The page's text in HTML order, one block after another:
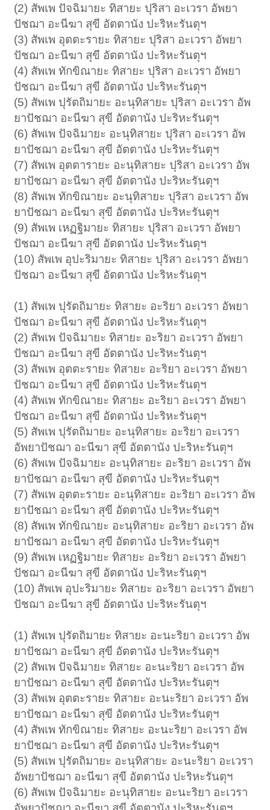
(2) สัพเพ ปัจฉิมายะ ทิสายะ ปุริสา อะเวรา อัพยา
ปัชฌา อะนีฆา สุขี อัตตานัง ปะริหะรันตุฯ
(3) สัพเพ อุตตะรายะ ทิสายะ ปุริสา อะเวรา อัพยา
ปัชฌา อะนีฆา สุขี อัตตานัง ปะริหะรันตุฯ
(4) สัพเพ ทักขิณายะ ทิสายะ ปุริสา อะเวรา อัพยา
ปัชฌา อะนีฆา สุขี อัตตานัง ปะริหะรันตุฯ
(5) สัพเพ ปุรัตถิมายะ อะนุทิสายะ ปุริสา อะเวรา อัพ
ยาปัชฌา อะนีฆา สุขี อัตตานัง ปะริหะรันตุฯ
(6) สัพเพ ปัจฉิมายะ อะนุทิสายะ ปุริสา อะเวรา อัพ
ยาปัชฌา อะนีฆา สุขี อัตตานัง ปะริหะรันตุฯ
(7) สัพเพ อุตตารายะ อะนุทิสายะ ปุริสา อะเวรา อัพ
ยาปัชฌา อะนีฆา สุขี อัตตานัง ปะริหะรันตุฯ
(8) สัพเพ ทักขิณายะ อะนุทิสายะ ปุริสา อะเวรา อัพ
ยาปัชฌา อะนีฆา สุขี อัตตานัง ปะริหะรันตุฯ
(9) สัพเพ เหฏฐิมายะ ทิสายะ ปุริสา อะเวรา อัพยา
ปัชฌา อะนีฆา สุขี อัตตานัง ปะริหะรันตุฯ
(10) สัพเพ อุปะริมายะ ทิสายะ ปุริสา อะเวรา อัพยา
ปัชฌา อะนีฆา สุขี อัตตานัง ปะริหะรันตุฯ
(1) สัพเพ ปุรัตถิมายะ ทิสายะ อะริยา อะเวรา อัพยา
ปัชฌา อะนีฆา สุขี อัตตานัง ปะริหะรันตุฯ
(2) สัพเพ ปัจฉิมายะ ทิสายะ อะริยา อะเวรา อัพยา
ปัชฌา อะนีฆา สุขี อัตตานัง ปะริหะรันตุฯ
(3) สัพเพ อุตตะรายะ ทิสายะ อะริยา อะเวรา อัพยา
ปัชฌา อะนีฆา สุขี อัตตานัง ปะริหะรันตุฯ
(4) สัพเพ ทักขิณายะ ทิสายะ อะริยา อะเวรา อัพยา
ปัชฌา อะนีฆา สุขี อัตตานัง ปะริหะรันตุฯ
(5) สัพเพ ปุรัตถิมายะ อะนุทิสายะ อะริยา อะเวรา
อัพยาปัชฌา อะนีฆา สุขี อัตตานัง ปะริหะรันตุฯ
(6) สัพเพ ปัจฉิมายะ อะนุทิสายะ อะริยา อะเวรา อัพ
ยาปัชฌา อะนีฆา สุขี อัตตานัง ปะริหะรันตุฯ
(7) สัพเพ อุตตะรายะ อะนุทิสายะ อะริยา อะเวรา อัพ
ยาปัชฌา อะนีฆา สุขี อัตตานัง ปะริหะรันตุฯ
(8) สัพเพ ทักขิณายะ อะนุทิสายะ อะริยา อะเวรา อัพ
ยาปัชฌา อะนีฆา สุขี อัตตานัง ปะริหะรันตุฯ
(9) สัพเพ เหฏฐิมายะ ทิสายะ อะริยา อะเวรา อัพยา
ปัชฌา อะนีฆา สุขี อัตตานัง ปะริหะรันตุฯ
(10) สัพเพ อุปะริมายะ ทิสายะ อะริยา อะเวรา อัพยา
ปัชฌา อะนีฆา สุขี อัตตานัง ปะริหะรันตุฯ
(1) สัพเพ ปุรัตถิมายะ ทิสายะ อะนะริยา อะเวรา อัพ
ยาปัชฌา อะนีฆา สุขี อัตตานัง ปะริหะรันตุฯ
(2) สัพเพ ปัจฉิมายะ ทิสายะ อะนะริยา อะเวรา อัพ
ยาปัชฌา อะนีฆา สุขี อัตตานัง ปะริหะรันตุฯ
(3) สัพเพ อุตตะรายะ ทิสายะ อะนะริยา อะเวรา อัพ
ยาปัชฌา อะนีฆา สุขี อัตตานัง ปะริหะรันตุฯ
(4) สัพเพ ทักขิณายะ ทิสายะ อะนะริยา อะเวรา อัพ
ยาปัชฌา อะนีฆา สุขี อัตตานัง ปะริหะรันตุฯ
(5) สัพเพ ปุรัตถิมายะ อะนุทิสายะ อะนะริยา อะเวรา
อัพยาปัชฌา อะนีฆา สุขี อัตตานัง ปะริหะรันตุฯ
(6) สัพเพ ปัจฉิมายะ อะนุทิสายะ อะนะริยา อะเวรา